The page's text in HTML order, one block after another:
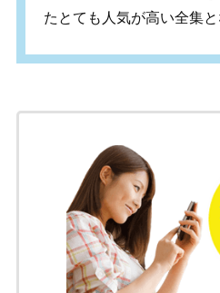
たとても人気が高い全集と